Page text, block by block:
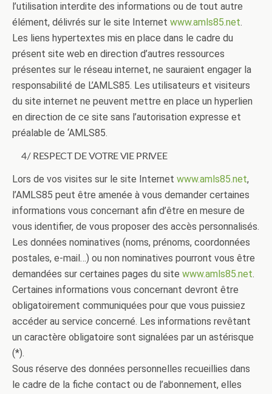
l’utilisation interdite des informations ou de tout autre
élément, délivrés sur le site Internet www.amls85.net.
Les liens hypertextes mis en place dans le cadre du
présent site web en direction d’autres ressources
présentes sur le réseau internet, ne sauraient engager la
responsabilité de L’AMLS85. Les utilisateurs et visiteurs
du site internet ne peuvent mettre en place un hyperlien
en direction de ce site sans l’autorisation expresse et
préalable de ‘AMLS85.
4/ RESPECT DE VOTRE VIE PRIVEE
Lors de vos visites sur le site Internet www.amls85.net,
l’AMLS85 peut être amenée à vous demander certaines
informations vous concernant afin d’être en mesure de
vous identifier, de vous proposer des accès personnalisés.
Les données nominatives (noms, prénoms, coordonnées
postales, e-mail…) ou non nominatives pourront vous être
demandées sur certaines pages du site www.amls85.net.
Certaines informations vous concernant devront être
obligatoirement communiquées pour que vous puissiez
accéder au service concerné. Les informations revêtant
un caractère obligatoire sont signalées par un astérisque
(*).
Sous réserve des données personnelles recueillies dans
le cadre de la fiche contact ou de l’abonnement, elles